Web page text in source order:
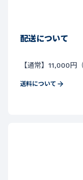
配送について
【通常】11,000円
送料について